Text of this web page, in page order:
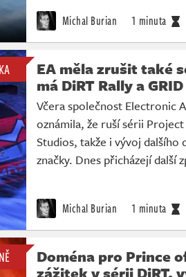
Michal Burian 1 minuta
EA měla zrušit také
má DiRT Rally a GRID
Včera společnost Electronic
oznámila, že ruší sérii
Studios, takže i vývoj dalšího
značky. Dnes přicházejí další
Michal Burian 1 minuta
Doména pro Prince